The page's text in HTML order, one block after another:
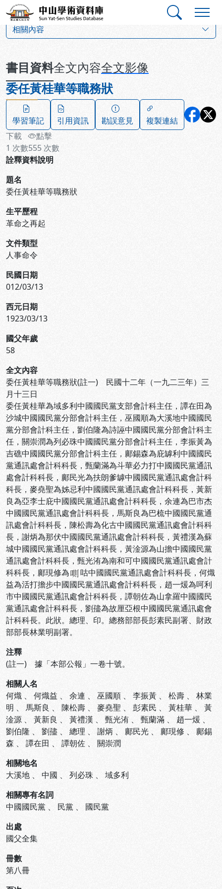
跳到主要內容
中山學術資料庫
相關內容
書目資料全文內容全文影像
委任黃桂華等職務狀
學習筆記 引用資訊 勘誤意見
複製連結
下載
1 次數
點擊
555 次數
詮釋資料說明
題名
委任黃桂華等職務狀
生平歷程
革命之再起
文件類型
人事命令
民國日期
012/03/13
西元日期
1923/03/13
國父年歲
58
全文內容
委任黃桂華等職務狀(註一) 民國十二年（一九二三年）三
月十三日
委任黃桂華為域多利中國國民黨支部會計科主任，譚在田為
沙城中國國民黨分部會計科主任，巫國順為大溪地中國國民
黨分部會計科主任，劉伯隆為詩誣中國國民黨分部會計科主
任，關崇潤為列必珠中國國民黨分部會計科主任，李振黃為
吉礁中國國民黨分部會計科主任，鄺錫森為庇罅利中國國民
黨通訊處會計科科長，甄蘭滿為斗華必力打中國國民黨通訊
處會計科科長，鄺民光為扶朗爹罅中國國民黨通訊處會計科
科長，麥堯聖為姊忌利中國國民黨通訊處會計科科長，黃新
良為亞李士庇中國國民黨通訊處會計科科長，余連為巴市杰
中國國民黨通訊處會計科科長，馬斯良為巴梳中國國民黨通
訊處會計科科長，陳松壽為化古中國國民黨通訊處會計科科
長，謝炳為那伏中國國民黨通訊處會計科科長，黃禮漢為蘇
城中國國民黨通訊處會計科科長，黃淦源為山擔中國國民黨
通訊處會計科科長，甄光洧為南和可中國國民黨通訊處會計
科科長，鄺現修為
咕中國國民黨通訊處會計科科長，何熾
益為活打擔步中國國民黨通訊處會計科科長，趙一煖為呵利
市中國國民黨通訊處會計科科長，譚朝佐為山拿羅中國國民
黨通訊處會計科科長，劉孻為故厘亞根中國國民黨通訊處會
計科科長。此狀。總理、印。總務部部長彭素民副署、財政
部部長林業明副署。
注釋
(註一) 據「本部公報」一卷十號。
相關人名
何熾 、 何熾益 、 余連 、 巫國順 、 李振黃 、 松壽 、 林業
明 、 馬斯良 、 陳松壽 、 麥堯聖 、 彭素民 、 黃桂華 、 黃
淦源 、 黃新良 、 黃禮漢 、 甄光洧 、 甄蘭滿 、 趙一煖 、
劉伯隆 、 劉孻 、 總理 、 謝炳 、 鄺民光 、 鄺現修 、 鄺錫
森 、 譚在田 、 譚朝佐 、 關崇潤
相關地名
大溪地 、 中國 、 列必珠 、 域多利
相關專有名詞
中國國民黨 、 民黨 、 國民黨
出處
國父全集
冊數
第八冊